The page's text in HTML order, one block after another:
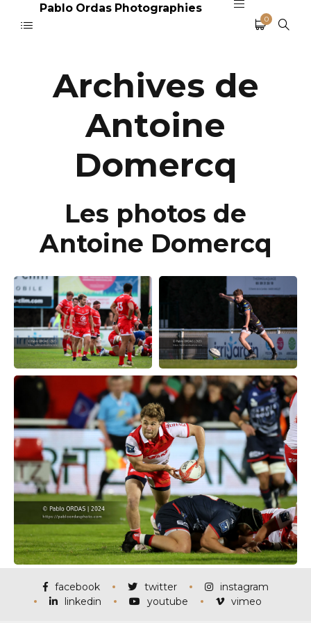
Pablo Ordas Photographies
0
Archives de
Antoine
Domercq
Les photos de
Antoine Domercq
facebook twitter
instagram
linkedin
youtube vimeo